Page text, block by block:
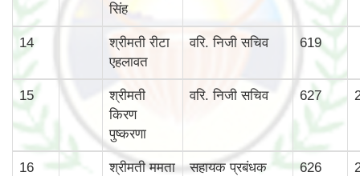
सिंह
14
श्रीमती रीटा
एहलावत
वरि. निजी सचिव 619
15
श्रीमती
किरण
पुष्करणा
वरि. निजी सचिव 627
16
श्रीमती ममता
सहायक प्रबंधक 626